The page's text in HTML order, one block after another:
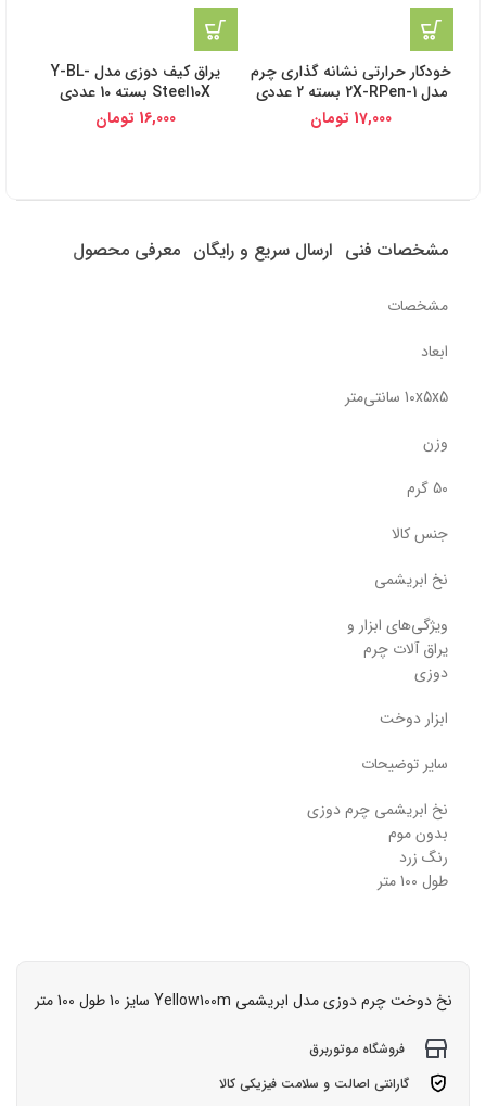
خودکار حرارتی نشانه گذاری چرم
مدل 2X-RPen-1 بسته 2 عددی
17,000 تومان
یراق کیف دوزی مدل Y-BL-
Steel10X بسته 10 عددی
16,000 تومان
مشخصات فنی ارسال سریع و رایگان معرفی محصول
مشخصات
ابعاد
10x5x5 سانتی‌متر
وزن
50 گرم
جنس کالا
نخ ابریشمی
ویژگی‌های ابزار و
یراق آلات چرم
دوزی
ابزار دوخت
سایر توضیحات
نخ ابریشمی چرم دوزی
بدون موم
رنگ زرد
طول 100 متر
نخ دوخت چرم دوزی مدل ابریشمی Yellow100m سایز 10 طول 100 متر
فروشگاه موتوربرق
گارانتی اصالت و سلامت فیزیکی کالا